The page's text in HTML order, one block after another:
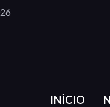
INÍCIO